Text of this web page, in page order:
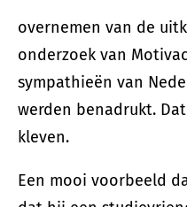
overnemen van de
onderzoek van
sympathieën van
werden benadrukt.
kleven.
Een mooi voorbeeld